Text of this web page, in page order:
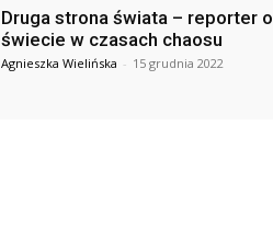
Druga strona świata – reporter o
świecie w czasach chaosu
Agnieszka Wielińska - 15 grudnia 2022